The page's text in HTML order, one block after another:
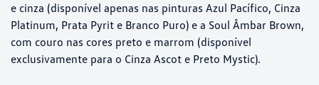
e cinza (disponível apenas nas pinturas Azul Pacífico, Cinza
Platinum, Prata Pyrit e Branco Puro) e a Soul Âmbar Brown,
com couro nas cores preto e marrom (disponível
exclusivamente para o Cinza Ascot e Preto Mystic).